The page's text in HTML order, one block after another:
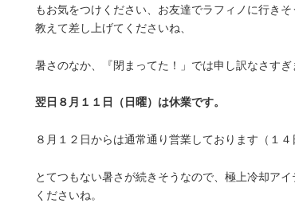
もお気をつけください、お友達でラフィノに行き
教えて差し上げてくださいね、
暑さのなか、『閉まってた！」では申し訳なさすぎ
翌日８月１１日（日曜）は休業です。
８月１２日からは通常通り営業しております（１４
とてつもない暑さが続きそうなので、極上冷却ア
くださいね。